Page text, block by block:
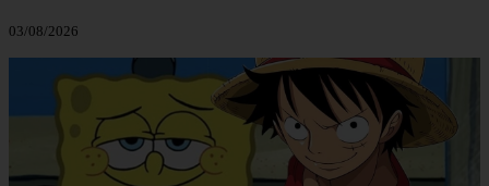
03/08/2026